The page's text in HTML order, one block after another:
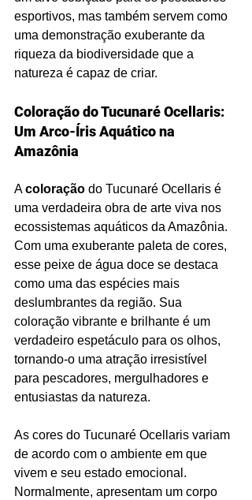
esportivos, mas também servem como
uma demonstração exuberante da
riqueza da biodiversidade que a
natureza é capaz de criar.
Coloração do Tucunaré Ocellaris:
Um Arco-Íris Aquático na
Amazônia
A coloração do Tucunaré Ocellaris é
uma verdadeira obra de arte viva nos
ecossistemas aquáticos da Amazônia.
Com uma exuberante paleta de cores,
esse peixe de água doce se destaca
como uma das espécies mais
deslumbrantes da região. Sua
coloração vibrante e brilhante é um
verdadeiro espetáculo para os olhos,
tornando-o uma atração irresistível
para pescadores, mergulhadores e
entusiastas da natureza.
As cores do Tucunaré Ocellaris variam
de acordo com o ambiente em que
vivem e seu estado emocional.
Normalmente, apresentam um corpo